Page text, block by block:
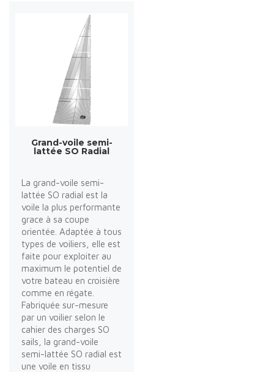
Grand-voile semi-
lattée SO Radial
La grand-voile semi-
lattée SO radial est la
voile la plus performante
grace à sa coupe
orientée. Adaptée à tous
types de voiliers, elle est
faite pour exploiter au
maximum le potentiel de
votre bateau en croisière
comme en régate.
Fabriquée sur-mesure
par un voilier selon le
cahier des charges SO
sails, la grand-voile
semi-lattée SO radial est
une voile en tissu